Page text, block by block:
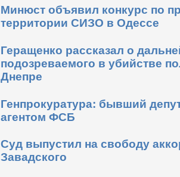
Минюст объявил конкурс по
территории СИЗО в Одессе
Геращенко рассказал о
подозреваемого в убийстве
Днепре
Генпрокуратура: бывший
агентом ФСБ
Суд выпустил на свободу
Завадского